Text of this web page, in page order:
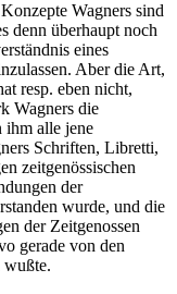
Wagners sind
denn überhaupt noch
eines
Aber die Art,
resp. eben nicht,
Wagners die
ihm alle jene
Schriften, Libretti,
zeitgenössischen
der
wurde, und die
der Zeitgenossen
gerade von den
wußte.